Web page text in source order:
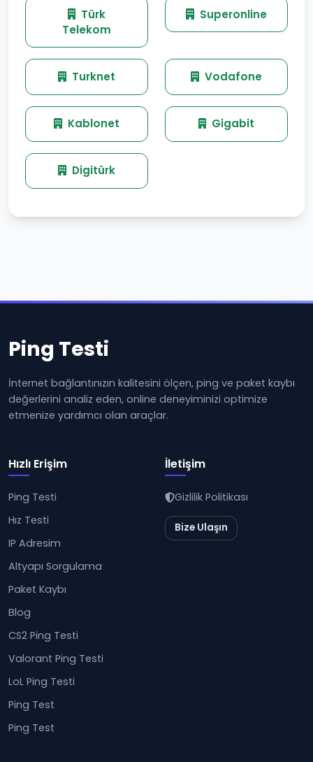
Türk
Telekom
Superonline
Turknet Vodafone
Kablonet Gigabit
Digitürk
Ping Testi
İnternet bağlantınızın kalitesini ölçen, ping ve paket kaybı
değerlerini analiz eden, online deneyiminizi optimize
etmenize yardımcı olan araçlar.
Hızlı Erişim
Ping Testi
Hız Testi
IP Adresim
Altyapı Sorgulama
Paket Kaybı
Blog
CS2 Ping Testi
Valorant Ping Testi
LoL Ping Testi
Ping Test
Ping Test
İletişim
Gizlilik Politikası
Bize Ulaşın